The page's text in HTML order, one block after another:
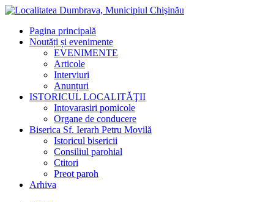
Pagina principală
Noutăți și evenimente
EVENIMENTE
Articole
Interviuri
Anunțuri
ISTORICUL LOCALITĂŢII
Intovarasiri pomicole
Organe de conducere
Biserica Sf. Ierarh Petru Movilă
Istoricul bisericii
Consiliul parohial
Ctitori
Preot paroh
Arhiva